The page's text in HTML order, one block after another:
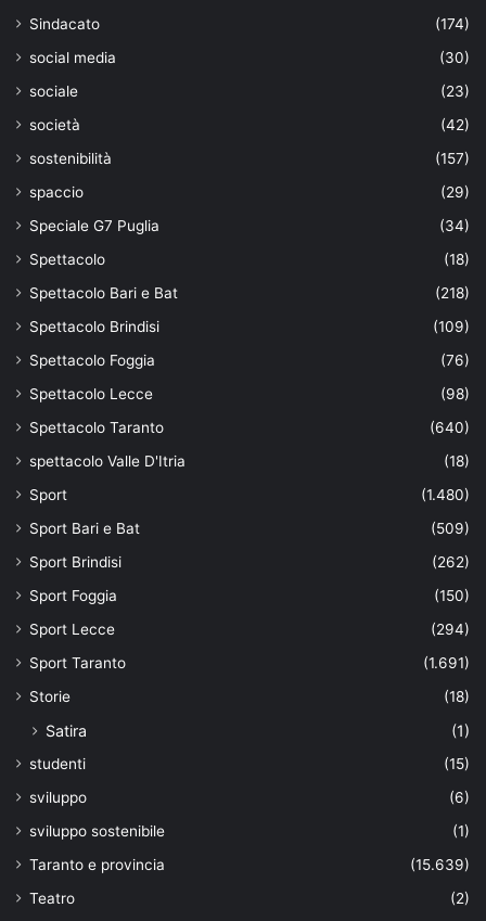
Sindacato
(174)
social media
(30)
sociale
(23)
società
(42)
sostenibilità
(157)
spaccio
(29)
Speciale G7 Puglia
(34)
Spettacolo
(18)
Spettacolo Bari e Bat
(218)
Spettacolo Brindisi
(109)
Spettacolo Foggia
(76)
Spettacolo Lecce
(98)
Spettacolo Taranto
(640)
spettacolo Valle D'Itria
(18)
Sport
(1.480)
Sport Bari e Bat
(509)
Sport Brindisi
(262)
Sport Foggia
(150)
Sport Lecce
(294)
Sport Taranto
(1.691)
Storie
(18)
Satira (1)
studenti
(15)
sviluppo
(6)
sviluppo sostenibile
(1)
Taranto e provincia
(15.639)
Teatro
(2)